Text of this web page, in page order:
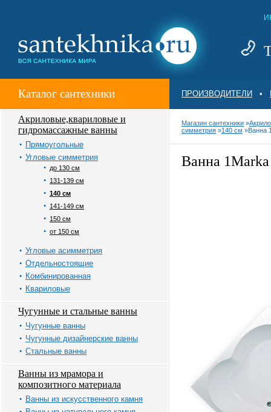
Каталог сантехники ПРОИЗВОДИТЕЛИ •
Акриловые,квариловые и
гидромассажные ванны
Прямоугольные
Угловые симметрия
до 130 см
131-139 см
140 см
141-149 см
150 см
от 150 см
Угловые асимметрия
Отдельностоящие
Комбинированная
Квариловые
Чугунные и стальные ванны
Чугунные ванны
Чугунные дизайнерские ванны
Стальные ванны
Ванны из мрамора и
композитного материала
Ванны из искусственного камня
Магазин сантехники »
симметрия »140 см »Ванна
Ванна